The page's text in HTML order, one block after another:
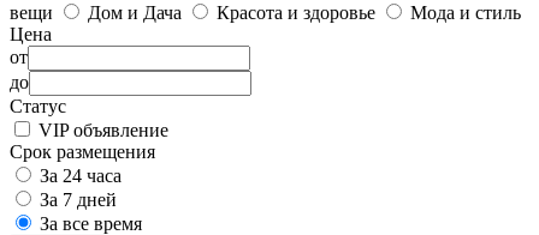
вещи
Дом и Дача Красота и здоровье
Мода и стиль
Цена
от
до
Статус
VIP объявление
Срок размещения
За 24 часа
За 7 дней
За все время